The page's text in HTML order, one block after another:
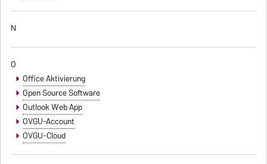
N
O
Office Aktivierung
Open Source Software
Outlook Web App
OVGU-Account
OVGU-Cloud